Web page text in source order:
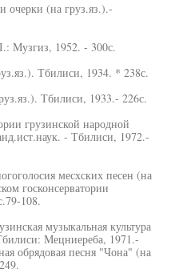
очерки (на груз.яз.).-
Музгиз, 1952. - 300с.
Тбилиси, 1934. * 238с.
Тбилиси, 1933.- 226с.
грузинской народной
- Тбилиси, 1972.-
месхских песен (на
госконсерватории
108.
музыкальная культура
Мецниереба, 1971.-
обрядовая песня "Чона" (на